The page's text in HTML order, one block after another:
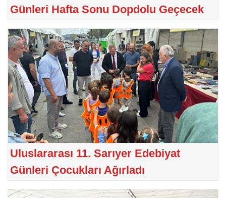
Günleri Hafta Sonu Dopdolu Geçecek
Uluslararası 11. Sarıyer Edebiyat
Günleri Çocukları Ağırladı